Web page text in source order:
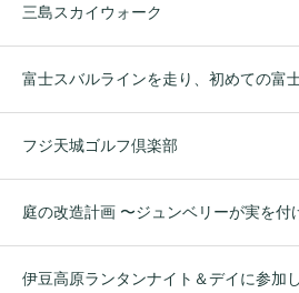
三島スカイウォーク
富士スバルラインを走り、初めての富
フジ天城ゴルフ倶楽部
庭の改造計画 〜ジュンベリーが実を付
伊豆高原ランタンナイト＆デイに参加